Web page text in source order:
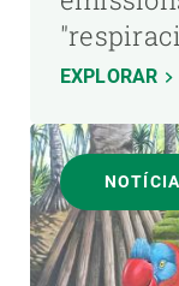
EXPLORAR
NOTÍCIA